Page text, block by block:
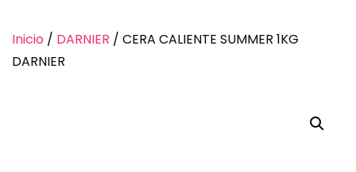
Inicio / DARNIER / CERA CALIENTE SUMMER 1KG
DARNIER